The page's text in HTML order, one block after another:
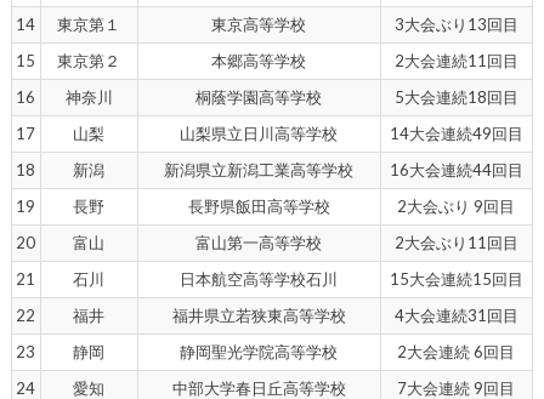
14
東京第１ 東京高等学校
3大会ぶり13回目
15
東京第２ 本郷高等学校
2大会連続11回目
16
神奈川 桐蔭学園高等学校
5大会連続18回目
17
山梨 山梨県立日川高等学校
14大会連続49回目
18
新潟 新潟県立新潟工業高等学校
16大会連続44回目
19
長野 長野県飯田高等学校
2大会ぶり 9回目
20
富山 富山第一高等学校
2大会ぶり11回目
21
石川 日本航空高等学校石川
15大会連続15回目
22
福井 福井県立若狭東高等学校
4大会連続31回目
23
静岡 静岡聖光学院高等学校
2大会連続 6回目
24
愛知 中部大学春日丘高等学校
7大会連続 9回目